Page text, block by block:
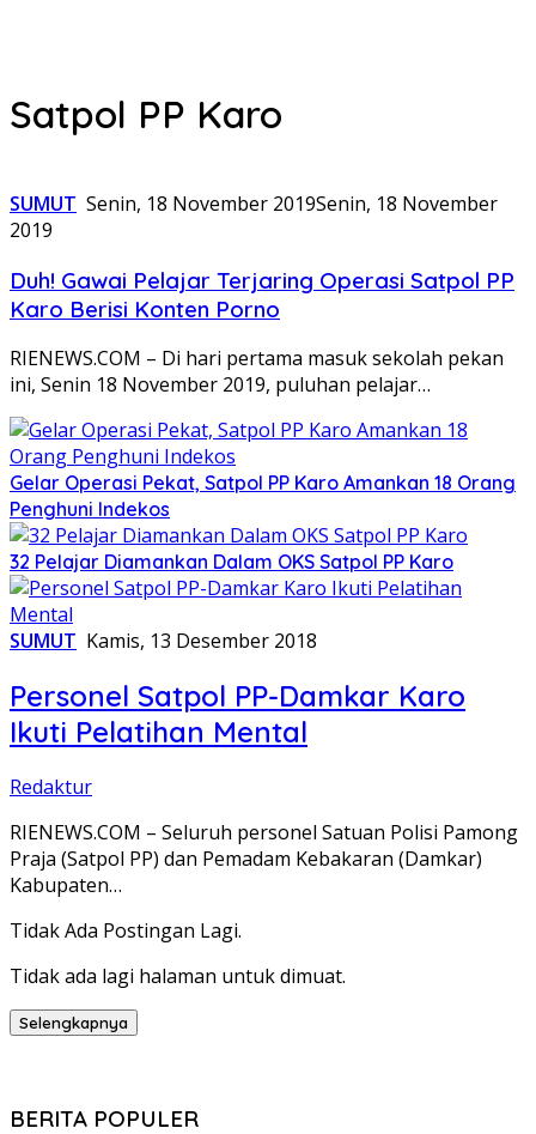
Satpol PP Karo
SUMUT Senin, 18 November 2019Senin, 18 November
2019
Duh! Gawai Pelajar Terjaring Operasi Satpol PP
Karo Berisi Konten Porno
RIENEWS.COM – Di hari pertama masuk sekolah pekan
ini, Senin 18 November 2019, puluhan pelajar…
Gelar Operasi Pekat, Satpol PP Karo Amankan 18 Orang
Penghuni Indekos
32 Pelajar Diamankan Dalam OKS Satpol PP Karo
SUMUT Kamis, 13 Desember 2018
Personel Satpol PP-Damkar Karo
Ikuti Pelatihan Mental
Redaktur
RIENEWS.COM – Seluruh personel Satuan Polisi Pamong
Praja (Satpol PP) dan Pemadam Kebakaran (Damkar)
Kabupaten…
Tidak Ada Postingan Lagi.
Tidak ada lagi halaman untuk dimuat.
Selengkapnya
BERITA POPULER